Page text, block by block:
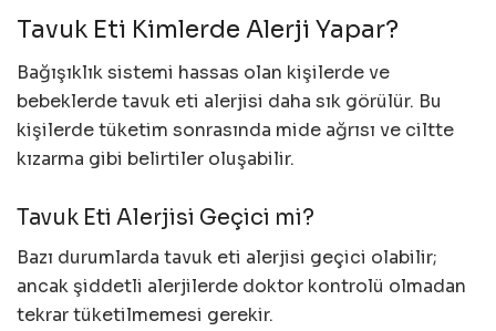
Tavuk Eti Kimlerde Alerji Yapar?
Bağışıklık sistemi hassas olan kişilerde ve
bebeklerde tavuk eti alerjisi daha sık görülür. Bu
kişilerde tüketim sonrasında mide ağrısı ve ciltte
kızarma gibi belirtiler oluşabilir.
Tavuk Eti Alerjisi Geçici mi?
Bazı durumlarda tavuk eti alerjisi geçici olabilir;
ancak şiddetli alerjilerde doktor kontrolü olmadan
tekrar tüketilmemesi gerekir.